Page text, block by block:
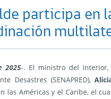
participa en
2025-. El ministro del
Desastres (SENAPRED),
las Américas y el Caribe, el